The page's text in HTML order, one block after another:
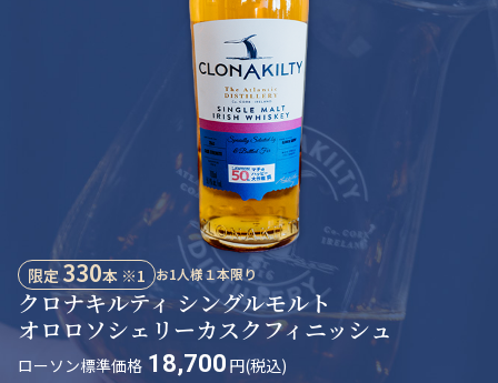
限定 330本 ※1 お1人様１本限り
クロナキルティ シングルモルト
オロロソシェリーカスクフィニッシュ
ローソン標準価格 18,700 円(税込)